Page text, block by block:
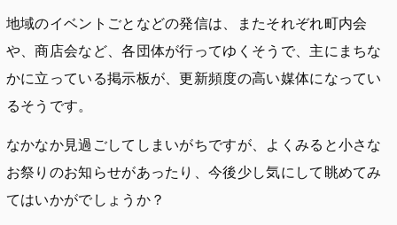
地域のイベントごとなどの発信は、またそれぞれ町内会
や、商店会など、各団体が行ってゆくそうで、主にまちな
かに立っている掲示板が、更新頻度の高い媒体になってい
るそうです。
なかなか見過ごしてしまいがちですが、よくみると小さな
お祭りのお知らせがあったり、今後少し気にして眺めてみ
てはいかがでしょうか？